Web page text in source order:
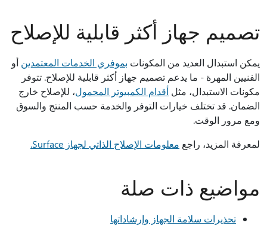
تصميم جهاز أكثر قابلية للإصلاح
يمكن استبدال العديد من المكونات بموفري الخدمات المعتمدين أو
الفنيين المهرة - ما يدعم تصميم جهاز أكثر قابلية للإصلاح. تتوفر
مكونات الاستبدال، مثل أقدام الكمبيوتر المحمول، للإصلاح خارج
الضمان. قد تختلف خيارات التوفر والخدمة حسب المنتج والسوق
ومع مرور الوقت.
لمعرفة المزيد، راجع معلومات الإصلاح الذاتي لجهاز Surface.
مواضيع ذات صلة
تحذيرات سلامة الجهاز وإرشاداتها